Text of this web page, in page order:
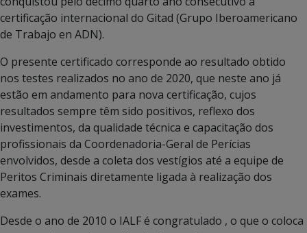
certificação internacional do Gitad (Grupo Iberoamericano
de Trabajo en ADN).
O presente certificado corresponde ao resultado obtido
nos testes realizados no ano de 2020, que neste ano já
estão em andamento para nova certificação, cujos
resultados sempre têm sido positivos, reflexo dos
investimentos, da qualidade técnica e capacitação dos
profissionais da Coordenadoria-Geral de Perícias
envolvidos, desde a coleta dos vestígios até a equipe de
Peritos Criminais diretamente ligada à realização dos
exames.
Desde o ano de 2010 o IALF é congratulado , o que o coloca